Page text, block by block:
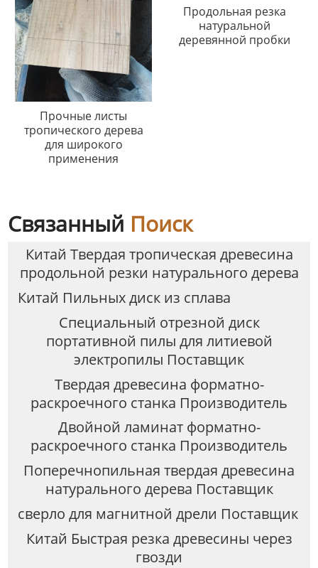
Прочные листы
тропического дерева
для широкого
применения
Продольная резка
натуральной
деревянной пробки
Связанный Поиск
Китай Твердая тропическая древесина
продольной резки натурального дерева
Китай Пильных диск из сплава
Специальный отрезной диск
портативной пилы для литиевой
электропилы Поставщик
Твердая древесина форматно-
раскроечного станка Производитель
Двойной ламинат форматно-
раскроечного станка Производитель
Поперечнопильная твердая древесина
натурального дерева Поставщик
сверло для магнитной дрели Поставщик
Китай Быстрая резка древесины через
гвозди